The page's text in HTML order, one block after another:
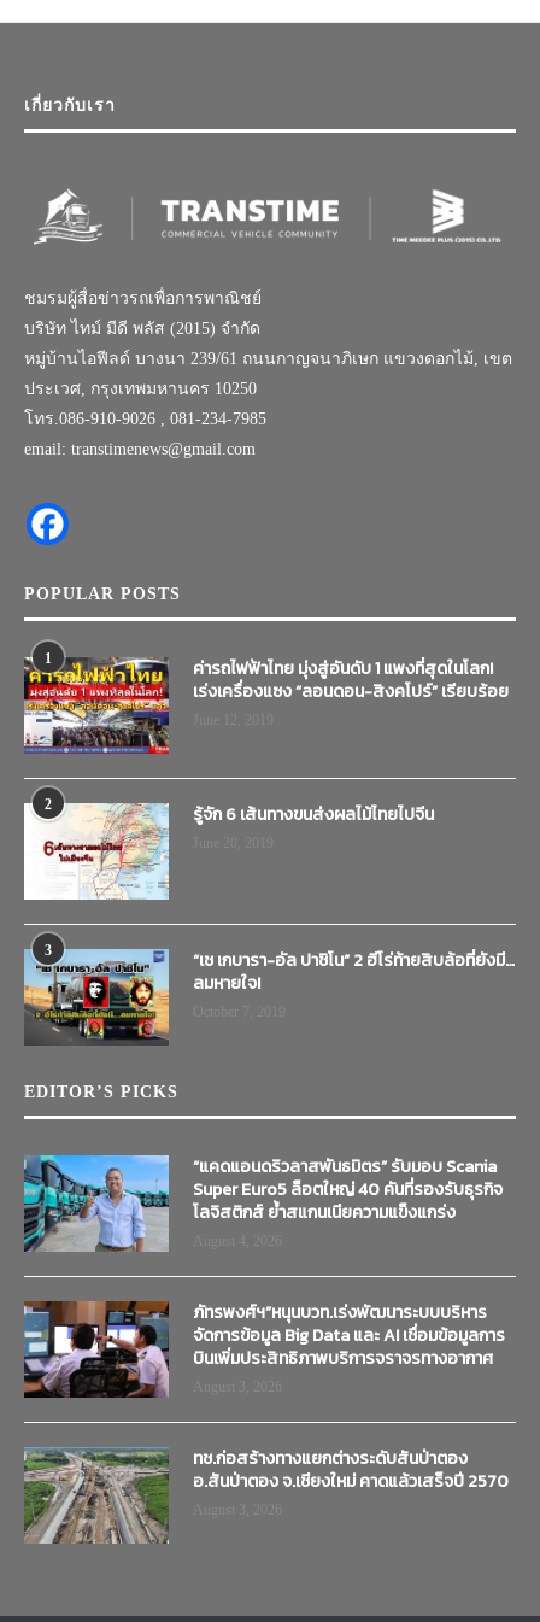
เกี่ยวกับเรา
ชมรมผู้สื่อข่าวรถเพื่อการพาณิชย์
บริษัท ไทม์ มีดี พลัส (2015) จำกัด
หมู่บ้านไอฟีลด์ บางนา 239/61 ถนนกาญจนาภิเษก แขวงดอกไม้, เขต
ประเวศ, กรุงเทพมหานคร 10250
โทร.086-910-9026 , 081-234-7985
email: transtimenews@gmail.com
POPULAR POSTS
1
ค่ารถไฟฟ้าไทย มุ่งสู่อันดับ 1 แพงที่สุดในโลก!
เร่งเครื่องแซง “ลอนดอน-สิงคโปร์” เรียบร้อย
2 รู้จัก 6 เส้นทางขนส่งผลไม้ไทยไปจีน
3
“เช เกบารา-อัล ปาชิโน” 2 ฮีโร่ท้ายสิบล้อที่ยังมี…
ลมหายใจ!
EDITOR’S PICKS
“แคดแอนดริวลาสพันธมิตร” รับมอบ Scania
Super Euro5 ล็อตใหญ่ 40 คันที่รองรับธุรกิจ
โลจิสติกส์ ย้ำสแกนเนียความแข็งแกร่ง
ภัทรพงศ์ฯ”หนุนบวท.เร่งพัฒนาระบบบริหาร
จัดการข้อมูล Big Data และ AI เชื่อมข้อมูลการ
บินเพิ่มประสิทธิภาพบริการจราจรทางอากาศ
ทช.ก่อสร้างทางแยกต่างระดับสันป่าตอง
อ.สันป่าตอง จ.เชียงใหม่ คาดแล้วเสร็จปี 2570